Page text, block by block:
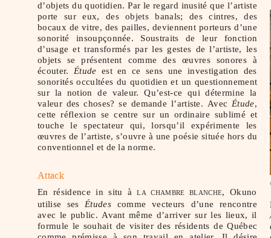
d’objets du quotidien. Par le regard inusité que l’artiste
porte sur eux, des objets banals; des cintres, des
bocaux de vitre, des pailles, deviennent porteurs d’une
sonorité insoupçonnée. Soustraits de leur fonction
d’usage et transformés par les gestes de l’artiste, les
objets se présentent comme des œuvres sonores à
écouter. Étude est en ce sens une investigation des
sonorités occultées du quotidien et un questionnement
sur la notion de valeur. Qu’est-ce qui détermine la
valeur des choses? se demande l’artiste. Avec Étude,
cette réflexion se centre sur un ordinaire sublimé et
touche le spectateur qui, lorsqu’il expérimente les
œuvres de l’artiste, s’ouvre à une poésie située hors du
conventionnel et de la norme.
Attack
En résidence in situ àLA CHAMBRE BLANCHE, Okuno
utilise ses Étudescomme vecteurs d’une rencontre
avec le public. Avant même d’arriver sur les lieux, il
formule le souhait de visiter des résidents de Québec